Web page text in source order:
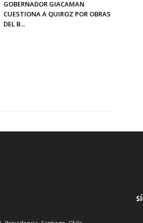
GOBERNADOR GIACAMAN
CUESTIONA A QUIROZ POR OBRAS
DEL B...